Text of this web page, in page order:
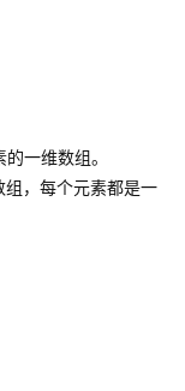
一维数组。
，每个元素都是一